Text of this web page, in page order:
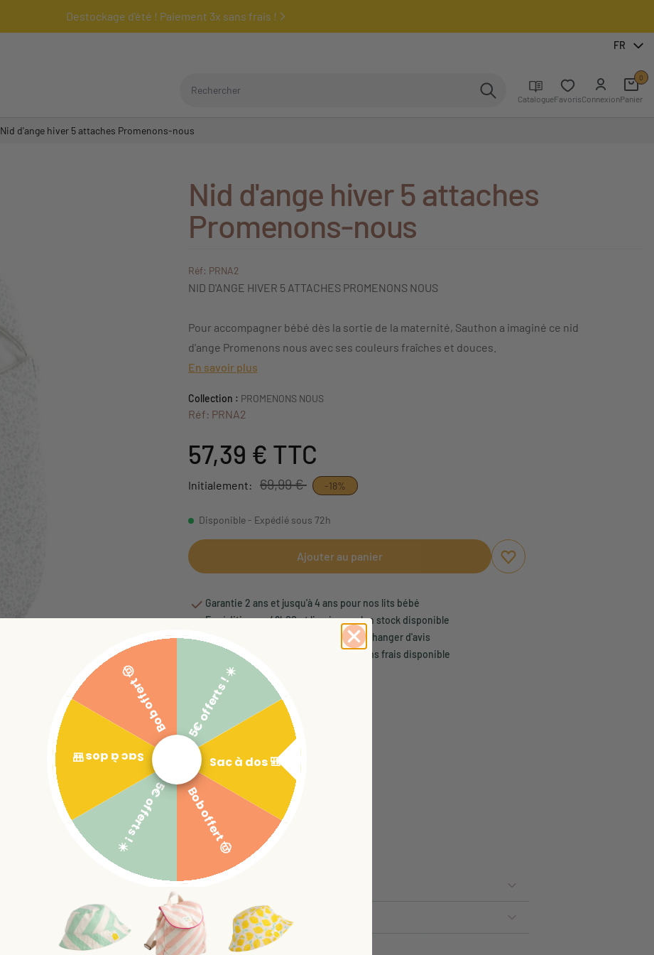
Destockage d'été ! Paiement 3x sans frais !
FR
CatalogueFavorisConnexionPanier
0
Nid d'ange hiver 5 attaches Promenons-nous
Nid d'ange hiver 5 attaches
Promenons-nous
Réf: PRNA2
NID D'ANGE HIVER 5 ATTACHES PROMENONS NOUS
Pour accompagner bébé dès la sortie de la maternité, Sauthon a imaginé ce nid
d'ange Promenons nous avec ses couleurs fraîches et douces.
En savoir plus
Collection : PROMENONS NOUS
Réf: PRNA2
57,39 € TTC
Initialement: 69,99 € -18%
Disponible - Expédié sous 72h
Ajouter au panier
Ajouter aux favoris
Supprimer des favoris
Garantie 2 ans et jusqu'à 4 ans pour nos lits bébé
Expédition en 48h00 et livraison selon stock disponible
Satisfait ou remboursé 14 jours pour changer d'avis
Paiement sécurisé et paiement 3x sans frais disponible
5€ offerts ! ☀️
Sac à dos 🎒
Bob offert 🤠
5€ offerts ! ☀️
Sac à dos 🎒
Bob offert 🤠